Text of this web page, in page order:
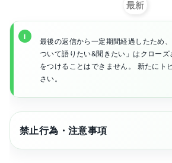
最新
最後の返信から一定期間経過したため
ついて語りたい&聞きたい」はクロー
をつけることはできません。 新たにト
さい。
禁止行為・注意事項